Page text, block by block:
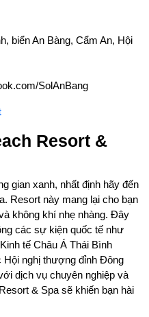
biển An Bàng, Cẩm An, Hội
SolAnBang
Resort &
gian xanh, nhất định hãy đến
Resort này mang lại cho bạn
không khí nhẹ nhàng. Đây
các sự kiện quốc tế như
tế Châu Á Thái Bình
nghị thượng đỉnh Đông
dịch vụ chuyên nghiệp và
& Spa sẽ khiến bạn hài